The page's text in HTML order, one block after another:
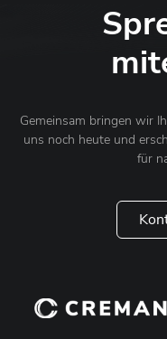
Gemeinsam bringen wir
uns noch heute und
für